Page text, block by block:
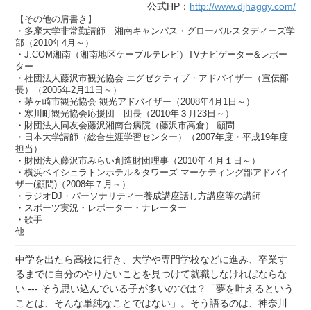
公式HP： http://www.djhaggy.com/
【その他の肩書き】
・多摩大学非常勤講師 湘南キャンパス・グローバルスタディーズ学
部（2010年4月～）
・J:COM湘南（湘南地区ケーブルテレビ）TVナビゲーター&レポー
ター
・社団法人藤沢市観光協会 エグゼクティブ・アドバイザー（宣伝部
長）（2005年2月11日～）
・茅ヶ崎市観光協会 観光アドバイザー（2008年4月1日～）
・寒川町観光協会応援団 団長（2010年３月23日～）
・財団法人同友会藤沢湘南台病院（藤沢市高倉） 顧問
・日本大学講師（総合生涯学習センター）（2007年度・平成19年度
担当）
・財団法人藤沢市みらい創造財団理事（2010年４月１日～）
・横浜ベイシェラトンホテル＆タワーズ マーケティング部アドバイ
ザー(顧問)（2008年７月～）
・ラジオDJ・パーソナリティー養成講座話し方講座等の講師
・スポーツ実況・レポーター・ナレーター
・歌手
他
中学を出たら高校に行き、大学や専門学校などに進み、卒業す
るまでに自分のやりたいことを見つけて就職しなければならな
い --- そう思い込んでいる子が多いのでは？「夢を叶えるという
ことは、そんな単純なことではない」。そう語るのは、神奈川